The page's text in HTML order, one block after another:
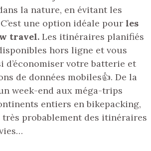
la nature, en évitant les
une option idéale pour les
travel. Les itinéraires planifiés
hors ligne et vous
votre batterie et
de données mobiles👍. De la
week-end aux méga-trips
entiers en bikepacking,
probablement des itinéraires